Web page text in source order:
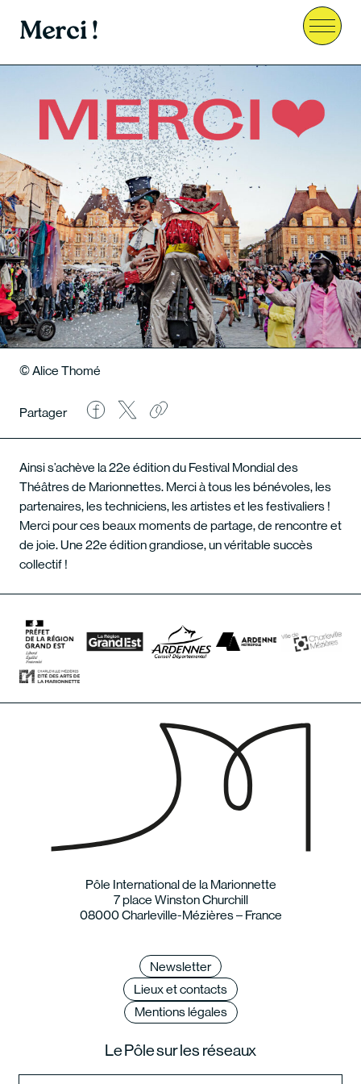
Menu
Merci !
© Alice Thomé
Partager
Ainsi s’achève la 22e édition du Festival Mondial des
Théâtres de Marionnettes. Merci à tous les bénévoles, les
partenaires, les techniciens, les artistes et les festivaliers !
Merci pour ces beaux moments de partage, de rencontre et
de joie. Une 22e édition grandiose, un véritable succès
collectif !
Pôle International de la Marionnette
7 place Winston Churchill
08000 Charleville-Mézières – France
Newsletter
Lieux et contacts
Mentions légales
Le Pôle sur les réseaux